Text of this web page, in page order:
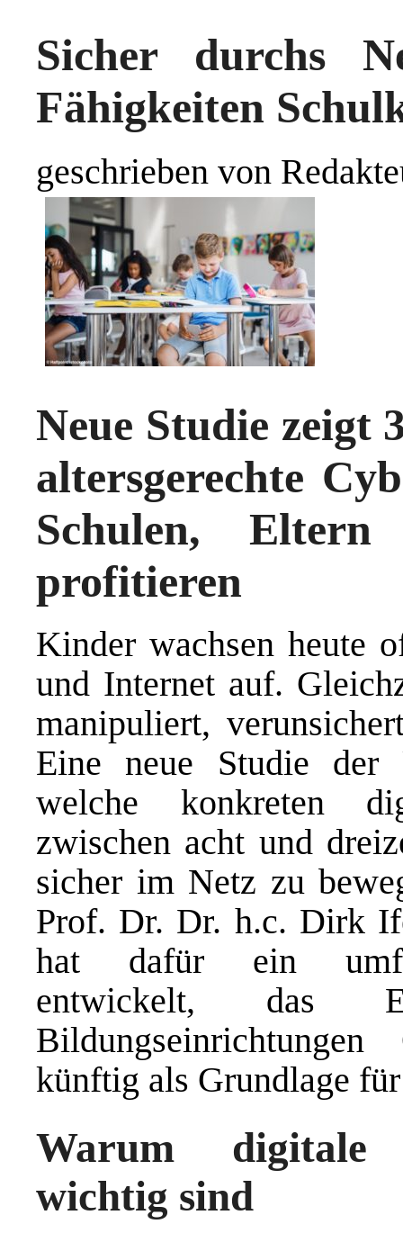
Sicher durchs
Fähigkeiten
geschrieben von
Neue Studie zeigt
altersgerechte
Schulen,
profitieren
Kinder wachsen heute
und Internet auf.
manipuliert,
Eine neue Studie der
welche konkreten
zwischen acht und
sicher im Netz zu
Prof. Dr. Dr. h.c. Dirk
hat dafür ein
entwickelt, das
künftig als Grundlage
Warum digitale
wichtig sind